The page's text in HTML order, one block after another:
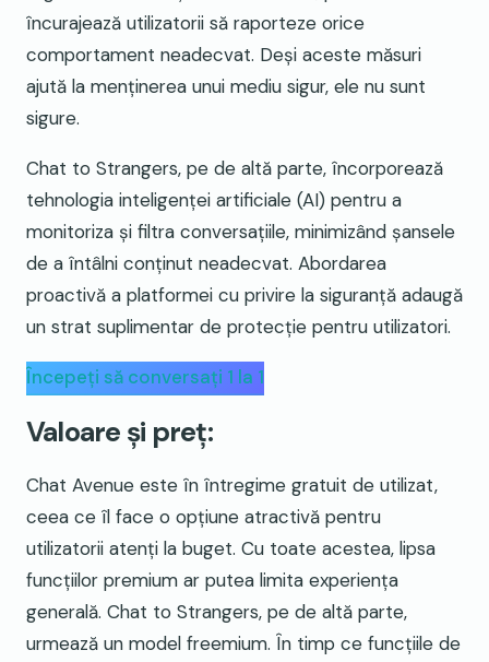
încurajează utilizatorii să raporteze orice
comportament neadecvat. Deși aceste măsuri
ajută la menținerea unui mediu sigur, ele nu sunt
sigure.
Chat to Strangers, pe de altă parte, încorporează
tehnologia inteligenței artificiale (AI) pentru a
monitoriza și filtra conversațiile, minimizând șansele
de a întâlni conținut neadecvat. Abordarea
proactivă a platformei cu privire la siguranță adaugă
un strat suplimentar de protecție pentru utilizatori.
Începeți să conversați 1 la 1
Valoare și preț:
Chat Avenue este în întregime gratuit de utilizat,
ceea ce îl face o opțiune atractivă pentru
utilizatorii atenți la buget. Cu toate acestea, lipsa
funcțiilor premium ar putea limita experiența
generală. Chat to Strangers, pe de altă parte,
urmează un model freemium. În timp ce funcțiile de